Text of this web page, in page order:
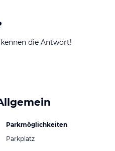
die Antwort!
Parkmöglichkeiten
Parkplatz